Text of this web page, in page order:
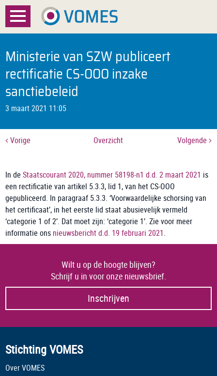
Menu
Over VOMES
Certificatie
Documenten
FAQ
Contact
Ministerie van SZW publiceert
rectificatie CS-OOO inzake
sanctiebeleid
3 maart 2021 11:05
Vorige Overzicht Volgende
In de Staatscourant 2020, nummer 58198-n1 d.d. 2 maart 2021 is
een rectificatie van artikel 5.3.3, lid 1, van het CS-OOO
gepubliceerd. In paragraaf 5.3.3. ‘Voorwaardelijke schorsing van
het certificaat’, in het eerste lid staat abusievelijk vermeld
‘categorie 1 of 2’. Dat moet zijn: ‘categorie 1’. Zie voor meer
informatie ons nieuwsbericht d.d. 19 februari 2021.
Wilt u op de hoogte blijven?
Schrijf u in voor onze nieuwsbrief.
Inschrijven
Stichting VOMES
Over VOMES